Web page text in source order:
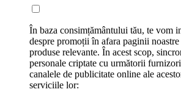
În baza consimțământului tău, te vom
despre promoții în afara paginii
produse relevante. În acest scop,
personale criptate cu următorii
canalele de publicitate online ale
serviciile lor: